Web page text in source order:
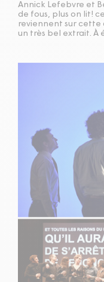
Annick Lefebvre et
de fous, plus on lit!
reviennent sur cette
un très bel extrait. À